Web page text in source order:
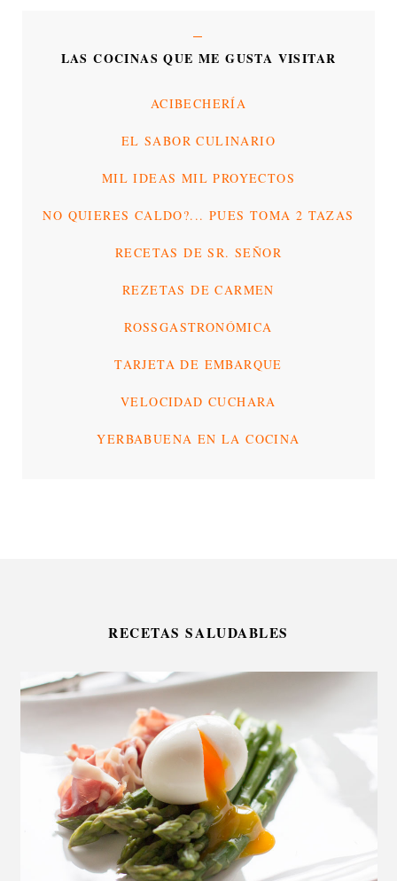
LAS COCINAS QUE ME GUSTA VISITAR
ACIBECHERÍA
EL SABOR CULINARIO
MIL IDEAS MIL PROYECTOS
NO QUIERES CALDO?... PUES TOMA 2 TAZAS
RECETAS DE SR. SEÑOR
REZETAS DE CARMEN
ROSSGASTRONÓMICA
TARJETA DE EMBARQUE
VELOCIDAD CUCHARA
YERBABUENA EN LA COCINA
RECETAS SALUDABLES